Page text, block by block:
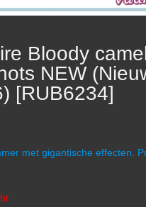
Bloody
NEW
[RUB6234]
met gigantische effecten.